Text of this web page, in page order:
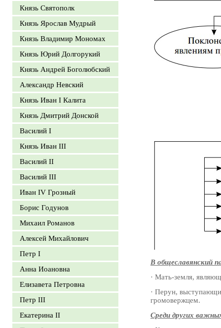
Князь Святополк
Князь Ярослав Мудрый
Князь Владимир Мономах
Князь Юрий Долгорукий
Князь Андрей Боголюбский
Александр Невский
Князь Иван I Калита
Князь Дмитрий Донской
Василий I
Князь Иван III
Василий II
Василий III
Иван IV Грозный
Борис Годунов
Михаил Романов
Алексей Михайлович
Петр I
Анна Иоановна
Елизавета Петровна
Петр III
Екатерина II
В общеславянский
· Мать-земля,
· Перун,
громовержцем.
Среди других